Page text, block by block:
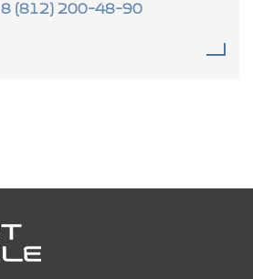
8 (812) 200-48-90